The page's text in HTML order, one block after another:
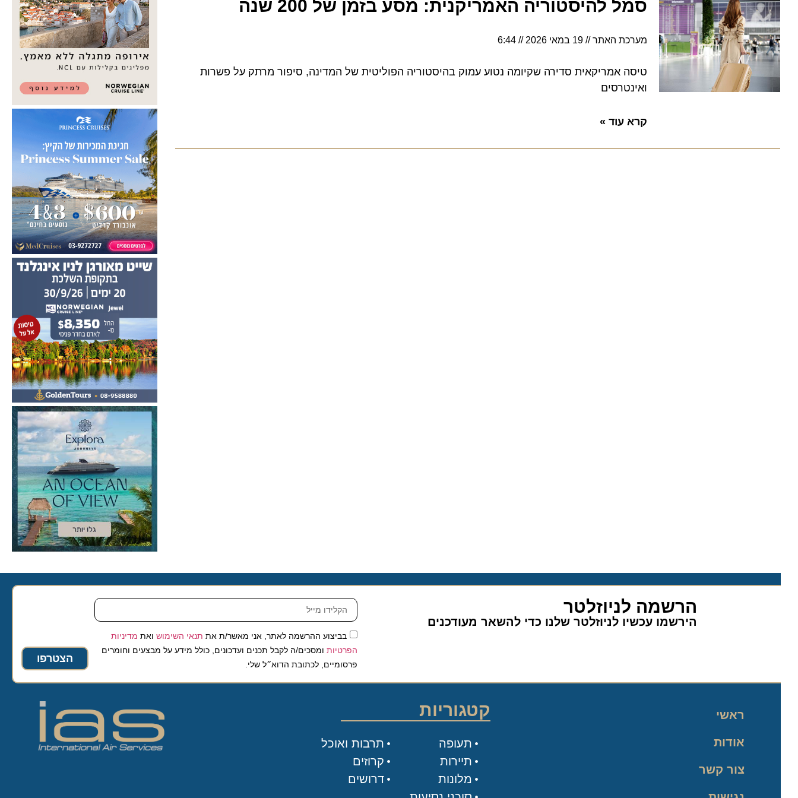
סמל להיסטוריה האמריקנית: מסע בזמן של 200 שנה
מערכת האתר 19 במאי 2026 6:44
טיסה אמריקאית סדירה שקיומה נטוע עמוק בהיסטוריה הפוליטית של המדינה, סיפור מרתק על פשרות
ואינטרסים
קרא עוד »
הרשמה לניוזלטר
הירשמו עכשיו לניוזלטר שלנו כדי להשאר מעודכנים
בביצוע ההרשמה לאתר, אני מאשר/ת אתתנאי השימושואת מדיניות
הפרטיותומסכים/ה לקבל תכנים ועדכונים, כולל מידע על מבצעים וחומרים
פרסומיים, לכתובת הדוא״ל שלי.
הצטרפו
ראשי
אודות
צור קשר
קטגוריות
תעופה
תיירות
מלונות
תרבות ואוכל
קרוזים
דרושים